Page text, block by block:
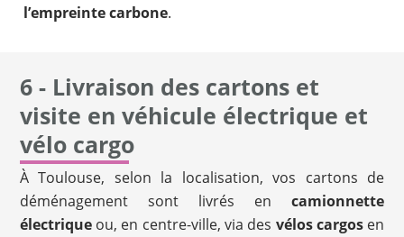
l’empreinte carbone.
6 - Livraison des cartons et
visite en véhicule électrique et
vélo cargo
À Toulouse, selon la localisation, vos cartons de
déménagement sont livrés encamionnette
électriqueou, en centre-ville, via des vélos cargosen